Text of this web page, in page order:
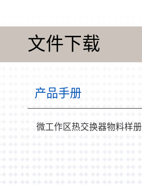
文件下载
产品手册
微工作区热交换器物料样册